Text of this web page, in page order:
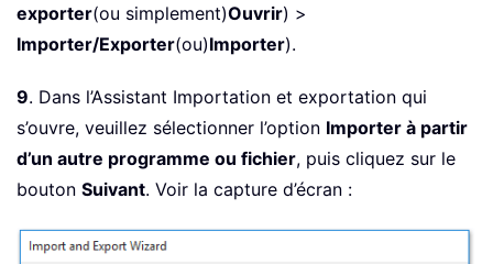
exporter(ou simplement)Ouvrir) >
Importer/Exporter(ou)Importer).
9. Dans l’Assistant Importation et exportation qui
s’ouvre, veuillez sélectionner l’option Importer à partir
d’un autre programme ou fichier, puis cliquez sur le
bouton Suivant. Voir la capture d’écran :